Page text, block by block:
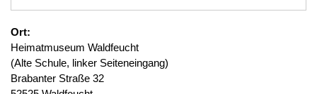
Ort:
Heimatmuseum Waldfeucht
(Alte Schule, linker Seiteneingang)
Brabanter Straße 32